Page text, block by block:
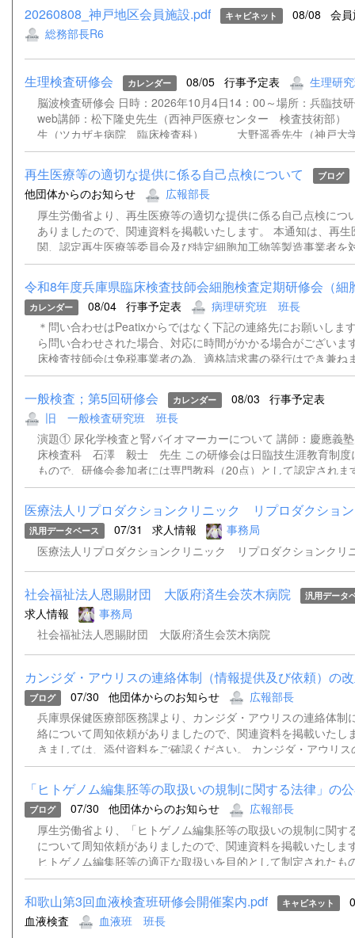
20260808_神戸地区会員施設.pdf キャビネット 08/08
会
総務部長R6
生理検査研修会 カレンダー 08/05 行事予定表
生理研
脳波検査研修会 日時：2026年10月4日14：00～場所：兵臨技
web講師：松下隆史先生（西神戸医療センター 検査技術
生（ツカザキ病院 臨床検査科） 大野遥香先生（神戸大
院 検査部） 松﨑俊樹先生（姫路赤十字病院 検査技術
再生医療等の適切な提供に係る自己点検について ブログ
他団体からのお知らせ
広報部長
厚生労働省より、再生医療等の適切な提供に係る自己点検につ
ありましたので、関連資料を掲載いたします。 本通知は、再
関、認定再生医療等委員会及び特定細胞加工物等製造事業者を
基づく再生医療等の適切な提供体制について自己点検を実施し
置を講じるよう求めるものです。 詳細につきましては、添付
さい。 通知事務連絡（別記団体宛）.pdf 再生医療等の適切な
検について（依頼）.pdf
令和8年度兵庫県臨床検査技師会細胞検査定期研修会（細
カレンダー 08/04 行事予定表
病理研究班 班長
＊問い合わせはPeatixからではなく下記の連絡先にお願いし
ら問い合わせされた場合、対応に時間がかかる場合がございま
床検査技師会は免税事業者の為、適格請求書の発行はでき兼
いただきますようお願い申し上げます。 ＊登録時にご記入い
ルアドレスあてに、資料（ある場合）および当日、Peatixより
能性があるため、ZOOMのウェビナー招致を送らせていただき
メールアドレスをご記入いただけない場合は、資料や招致メー
出来ません。当日の対応は出来かねますことをご了承ください。 連絡先
県臨床検査技師会病理・細胞研究班班長今川 奈央子Tel：
一般検査；第5回研修会 カレンダー 08/03
行事予定表
旧 一般検査研究班 班長
演題① 尿化学検査と腎バイオマーカーについて 講師：慶應義
床検査科 石澤 毅士 先生 この研修会は日臨技生涯教育制度
もので、研修会参加者には専門教科（20点）として認定され
込みはこちらから ＊チケット販売サイト『Peatix』を介して
はご遠慮ください。 【問合せ先】学術部 一般検査研究班
兵庫県立はりま姫路総合医療センター検査部 TEL 079-
nakasimaamag@gmail.com
医療法人リプロダクションクリニック リプロダクショ
汎用データベース 07/31 求人情報
事務局
医療法人リプロダクションクリニック リプロダクションクリ
社会福祉法人恩賜財団 大阪府済生会茨木病院 汎用データ
求人情報
事務局
社会福祉法人恩賜財団 大阪府済生会茨木病院
カンジダ・アウリスの連絡体制（情報提供及び依頼）の
ブログ 07/30 他団体からのお知らせ
広報部長
兵庫県保健医療部医務課より、カンジダ・アウリスの連絡体制
絡について周知依頼がありましたので、関連資料を掲載いたし
きましては、添付資料をご確認ください。 カンジダ・アウリ
正について.pdf
「ヒトゲノム編集胚等の取扱いの規制に関する法律」の
ブログ 07/30 他団体からのお知らせ
広報部長
厚生労働省より、「ヒトゲノム編集胚等の取扱いの規制に関す
について周知依頼がありましたので、関連資料を掲載いたしま
ヒトゲノム編集胚等の適正な取扱いを目的として制定されたも
定を除き令和9年7月24日から施行される予定です。 詳細につ
付資料をご確認ください。 事務連絡（別記団体宛て・ヒトゲ
扱規制法）.pdf 公布通知（ヒトゲノム編集胚等取扱規制法）
集胚等の取扱いの規制に関する法律（令和８年法律第70号）（
和歌山第3回血液検査班研修会開催案内.pdf キャビネット
血液検査
血液班 班長